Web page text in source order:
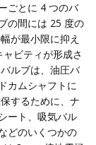
ごとに 4 つのバ
の間には 25 度の
が最小限に抑え
ビティが形成さ
ルブは、油圧バ
カムシャフトに
するために、ナ
ート、吸気バル
どのいくつかの